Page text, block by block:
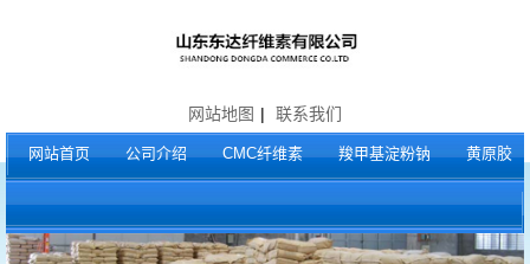
网站地图 | 联系我们
网站首页 公司介绍 CMC纤维素 羧甲基淀粉钠 黄原胶